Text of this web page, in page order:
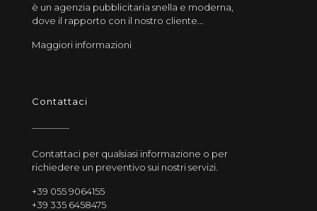
è un agenzia pubblicitaria snella e moderna,
dove il rapporto con il nostro cliente...
Maggiori informazioni
Contattaci
Contattaci per qualsiasi informazione o per
richiedere un preventivo sui nostri servizi.
+39 055 9064155
+39 335 6458475